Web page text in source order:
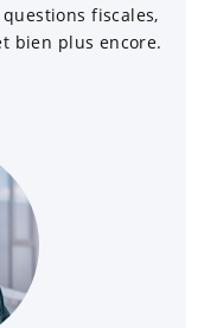
fiscales,
bien plus encore.